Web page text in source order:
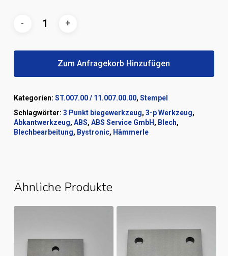
Zum Anfragekorb Hinzufügen
Kategorien: ST.007.00 / 11.007.00.00, Stempel
Schlagwörter: 3 Punkt biegewerkzeug, 3-p Werkzeug,
Abkantwerkzeug, ABS, ABS Service GmbH , Blech,
Blechbearbeitung, Bystronic, Hämmerle
Ähnliche Produkte